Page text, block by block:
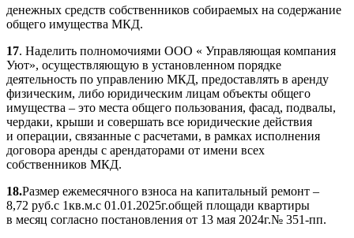
денежных средств собственников собираемых на содержание
общего имущества МКД.
17. Наделить полномочиями ООО « Управляющая компания
Уют», осуществляющую в установленном порядке
деятельность по управлению МКД, предоставлять в аренду
физическим, либо юридическим лицам объекты общего
имущества – это места общего пользования, фасад, подвалы,
чердаки, крыши и совершать все юридические действия
и операции, связанные с расчетами, в рамках исполнения
договора аренды с арендаторами от имени всех
собственников МКД.
18.Размер ежемесячного взноса на капитальный ремонт –
8,72 руб.с 1кв.м.с 01.01.2025г.общей площади квартиры
в месяц согласно постановления от 13 мая 2024г.№ 351-пп.